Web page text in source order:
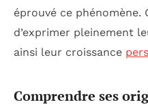
éprouvé ce phénomène.
d’exprimer pleinement
ainsi leur croissance
Comprendre ses